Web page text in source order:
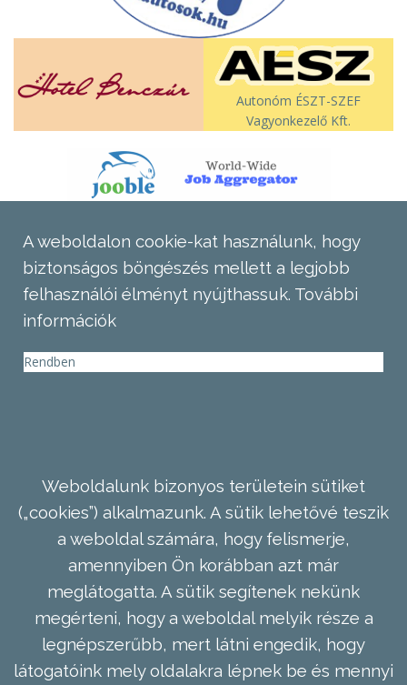
Autonóm ÉSZT-SZEF
Vagyonkezelő Kft.
A weboldalon cookie-kat használunk, hogy
biztonságos böngészés mellett a legjobb
felhasználói élményt nyújthassuk. További
információk
Rendben
Weboldalunk bizonyos területein sütiket
(„cookies”) alkalmazunk. A sütik lehetővé teszik
a weboldal számára, hogy felismerje,
amennyiben Ön korábban azt már
meglátogatta. A sütik segítenek nekünk
megérteni, hogy a weboldal melyik része a
legnépszerűbb, mert látni engedik, hogy
látogatóink mely oldalakra lépnek be és mennyi